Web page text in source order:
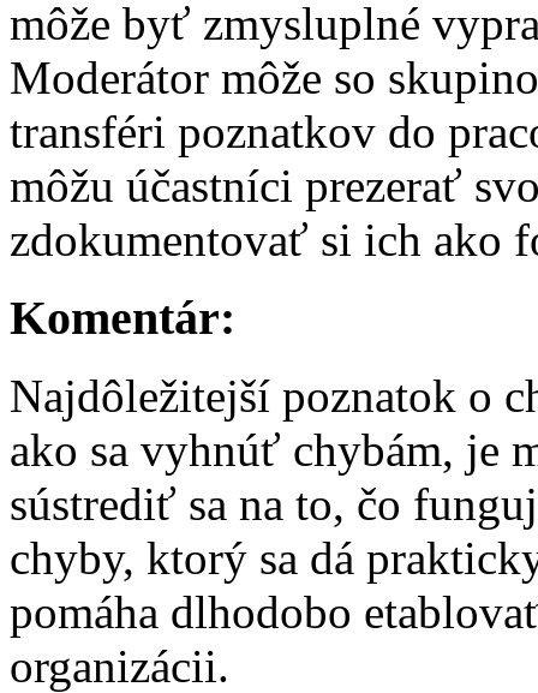
môže byť zmysluplné
Moderátor môže so
transféri poznatkov do
môžu účastníci prezerať
zdokumentovať si ich ako
Komentár:
Najdôležitejší poznatok o
ako sa vyhnúť chybám, je
sústrediť sa na to, čo
chyby, ktorý sa dá
pomáha dlhodobo
organizácii.